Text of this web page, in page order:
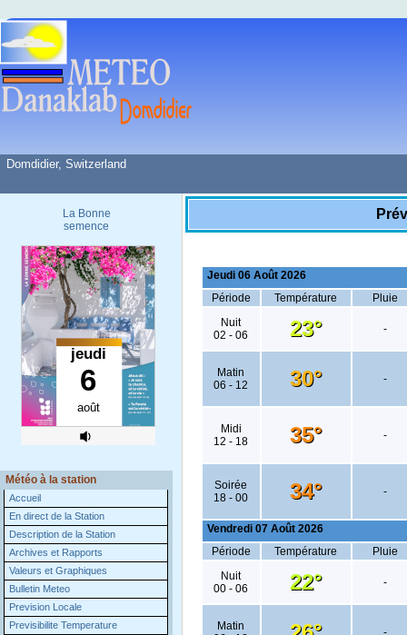
Domdidier, Switzerland
La Bonne
semence
Météo à la station
Accueil
En direct de la Station
Description de la Station
Archives et Rapports
Valeurs et Graphiques
Bulletin Meteo
Prevision Locale
Previsibilite Temperature